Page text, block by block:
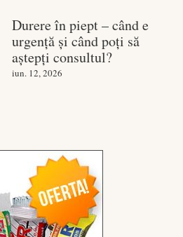
Durere în piept – când e
urgență și când poți să
aștepți consultul?
iun. 12, 2026